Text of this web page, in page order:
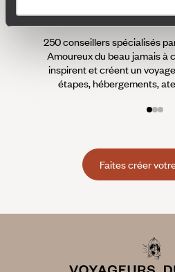
Où je
250 conseillers spécialisés
Amoureux du beau jamais à
inspirent et créent un
étapes, hébergements,
Faites créer